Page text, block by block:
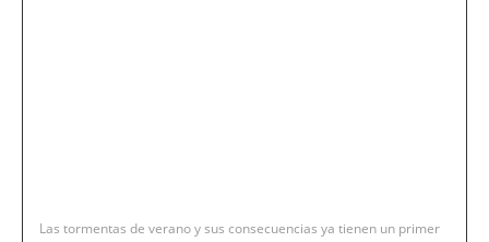
Las tormentas de verano y sus consecuencias ya tienen un primer